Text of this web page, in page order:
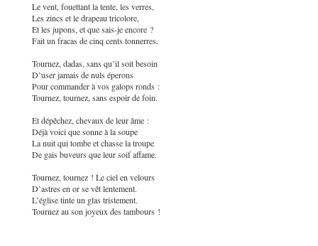
Le vent, fouettant la tente, les verres,
Les zincs et le drapeau tricolore,
Et les jupons, et que sais-je encore ?
Fait un fracas de cinq cents tonnerres.
Tournez, dadas, sans qu’il soit besoin
D’user jamais de nuls éperons
Pour commander à vos galops ronds :
Tournez, tournez, sans espoir de foin.
Et dépêchez, chevaux de leur âme :
Déjà voici que sonne à la soupe
La nuit qui tombe et chasse la troupe
De gais buveurs que leur soif affame.
Tournez, tournez ! Le ciel en velours
D’astres en or se vêt lentement.
L’église tinte un glas tristement.
Tournez au son joyeux des tambours !